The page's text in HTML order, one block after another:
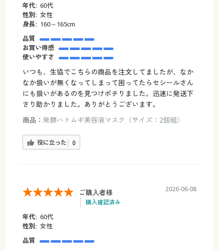
年代: 60代
性別: 女性
身長: 160～165cm
品質
お買い得感
使いやすさ
いつも、生協でこちらの商品を注文してましたが、なか
なか扱いが無くなってしまって困ってたらセシールさん
にも扱いがあるのを見つけポチりました。迅速に発送下
さり助かりました。ありがとうございます。
商品： 発酵ハトムギ美容液マスク（サイズ：2個組）
役に立った 0
ご購入者様
購入確認済み
2026-06-08
年代: 60代
性別: 女性
品質